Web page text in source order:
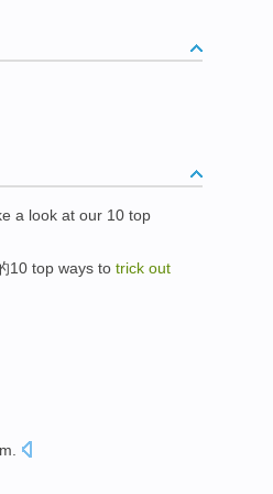
a look at our 10 top
10 top ways to trick out